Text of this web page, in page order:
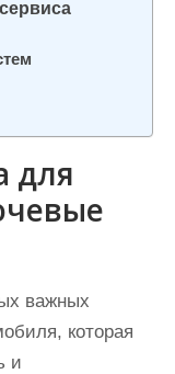
для
важных
которая
и